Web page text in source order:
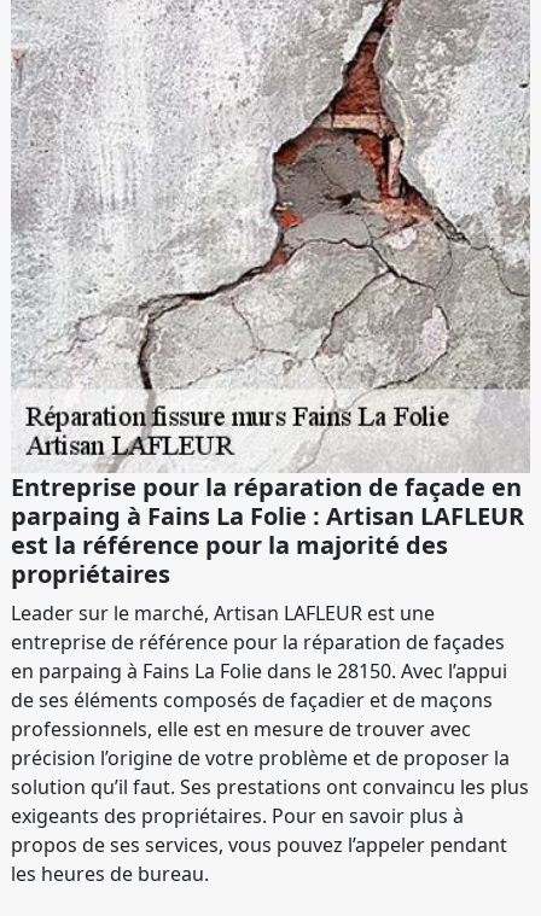
Entreprise pour la réparation de façade en
parpaing à Fains La Folie : Artisan LAFLEUR
est la référence pour la majorité des
propriétaires
Leader sur le marché, Artisan LAFLEUR est une
entreprise de référence pour la réparation de façades
en parpaing à Fains La Folie dans le 28150. Avec l’appui
de ses éléments composés de façadier et de maçons
professionnels, elle est en mesure de trouver avec
précision l’origine de votre problème et de proposer la
solution qu’il faut. Ses prestations ont convaincu les plus
exigeants des propriétaires. Pour en savoir plus à
propos de ses services, vous pouvez l’appeler pendant
les heures de bureau.